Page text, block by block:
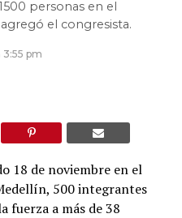
personas en el
el congresista.
3:55 pm
18 de noviembre en el
500 integrantes
fuerza a más de 38